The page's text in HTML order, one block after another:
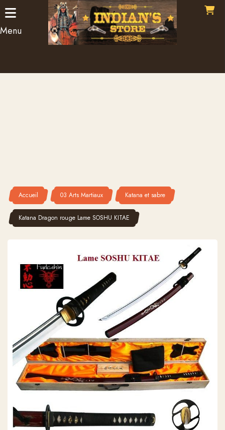
Menu
Accueil 03 Arts Martiaux Katana et sabre
Katana Dragon rouge Lame SOSHU KITAE
Panneau de gestion des cookies